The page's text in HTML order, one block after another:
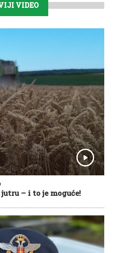
VIDEO
– i to je moguće!